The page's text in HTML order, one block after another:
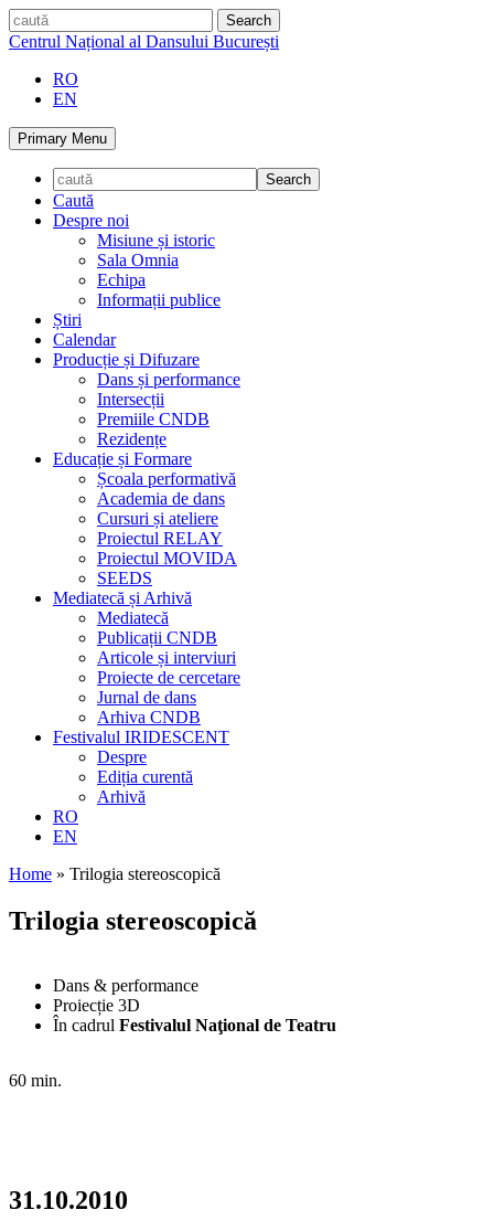
Skip
to
caută
Centrul Național al Dansului București
RO
EN
Primary Menu
Caută
Despre noi
Misiune și istoric
Sala Omnia
Echipa
Informații publice
Știri
Calendar
Producție și Difuzare
Dans și performance
Intersecții
Premiile CNDB
Rezidențe
Educație și Formare
Școala performativă
Academia de dans
Cursuri și ateliere
Proiectul RELAY
Proiectul MOVIDA
SEEDS
Mediatecă și Arhivă
Mediatecă
Publicații CNDB
Articole și interviuri
Proiecte de cercetare
Jurnal de dans
Arhiva CNDB
Festivalul IRIDESCENT
Despre
Ediția curentă
Arhivă
RO
EN
Home » Trilogia stereoscopică
Trilogia stereoscopică
Dans & performance
Proiecție 3D
În cadrul Festivalul Naţional de Teatru
60 min.
31.10.2010